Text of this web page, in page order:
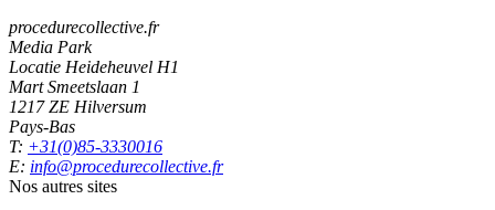
procedurecollective.fr
Media Park
Locatie Heideheuvel H1
Mart Smeetslaan 1
1217 ZE Hilversum
Pays-Bas
T: +31(0)85-3330016
E: info@procedurecollective.fr
Nos autres sites